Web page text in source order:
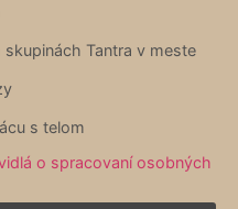
Tantra v meste
s telom
o spracovaní osobných